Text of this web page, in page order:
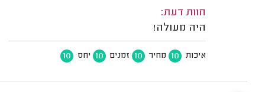
חוות דעת:
היה מעולה!
איכות 10 מחיר 10 זמנים 10 יחס 10